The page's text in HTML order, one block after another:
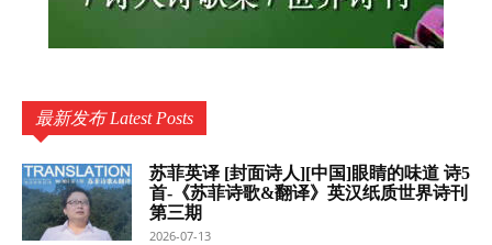
最新发布 Latest Posts
苏菲英译 [封面诗人][中国]眼睛的味道 诗5
首-《苏菲诗歌&翻译》英汉纸质世界诗刊
第三期
2026-07-13